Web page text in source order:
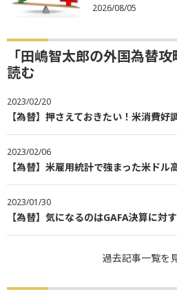
2026/08/05
「田嶋智太郎の外国為替
読む
2023/02/20
【為替】押さえておきたい！米消費好
2023/02/06
【為替】米雇用統計で強まった米ドル
2023/01/30
【為替】気になるのはGAFA決算に対
過去記事一覧を